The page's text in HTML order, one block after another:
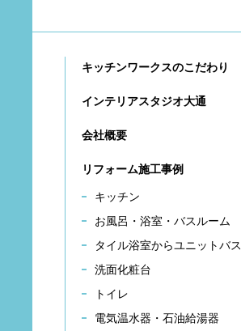
キッチンワークスのこだわり
インテリアスタジオ大通
会社概要
リフォーム施工事例
キッチン
お風呂・浴室・バスルーム
タイル浴室からユニットバス
洗面化粧台
トイレ
電気温水器・石油給湯器